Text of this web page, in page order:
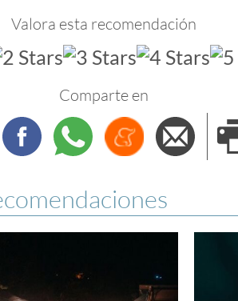
Valora esta recomendación
Comparte en
FacebookWhatsappMenéame